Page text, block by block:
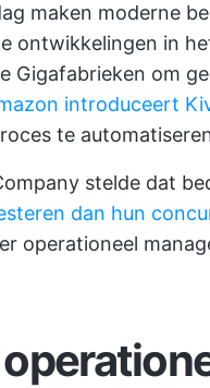
maken moderne
ontwikkelingen in
Gigafabrieken om
introduceert
te
stelde dat
dan hun
operationeel